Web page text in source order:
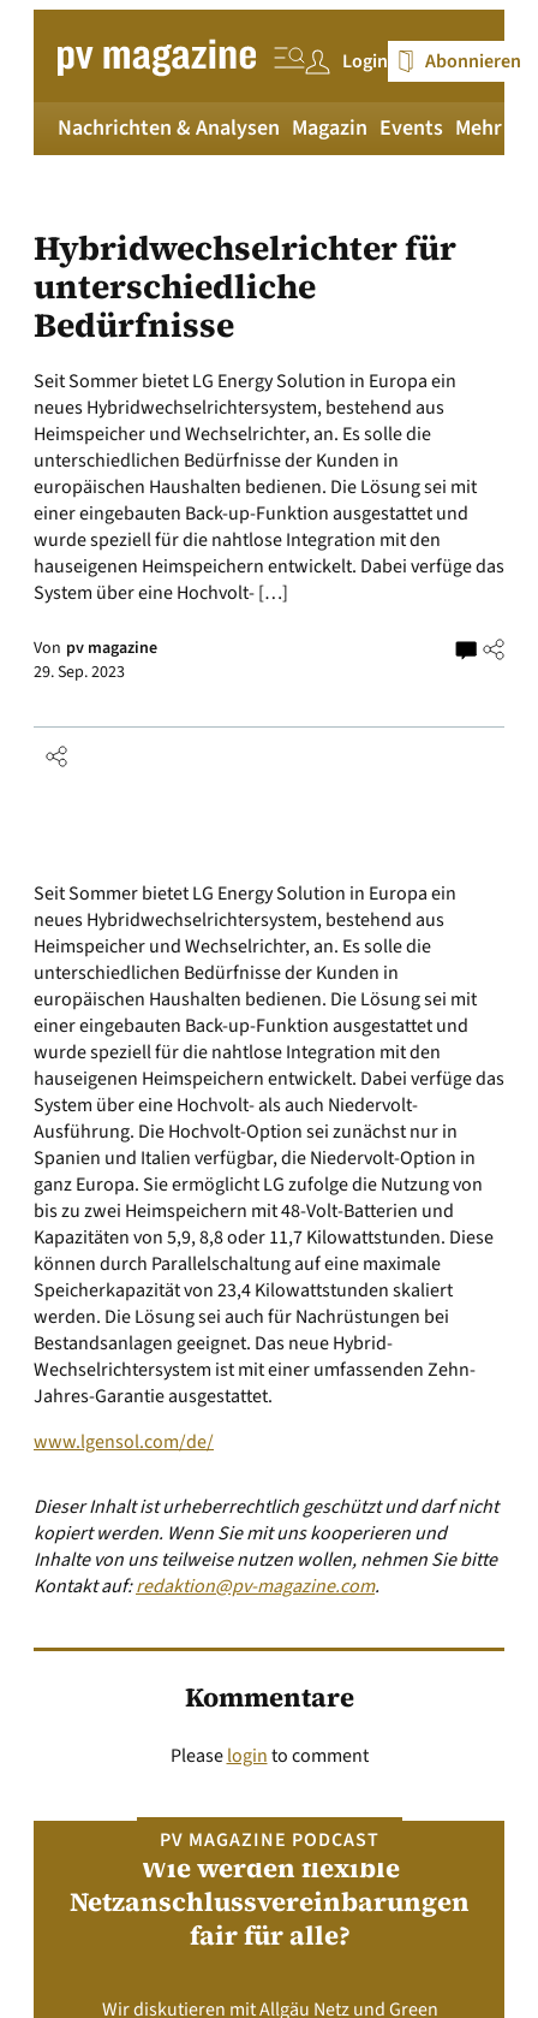
springen
Login Abonnieren
Nachrichten & Analysen Magazin Events Mehr
Hybridwechselrichter für
unterschiedliche
Bedürfnisse
Seit Sommer bietet LG Energy Solution in Europa ein
neues Hybridwechselrichtersystem, bestehend aus
Heimspeicher und Wechselrichter, an. Es solle die
unterschiedlichen Bedürfnisse der Kunden in
europäischen Haushalten bedienen. Die Lösung sei mit
einer eingebauten Back-up-Funktion ausgestattet und
wurde speziell für die nahtlose Inte­gration mit den
hauseigenen Heimspeichern entwickelt. Dabei verfüge das
System über eine Hochvolt- […]
Von pv magazine
29. Sep. 2023
Seit Sommer bietet LG Energy Solution in Europa ein
neues Hybridwechselrichtersystem, bestehend aus
Heimspeicher und Wechselrichter, an. Es solle die
unterschiedlichen Bedürfnisse der Kunden in
europäischen Haushalten bedienen. Die Lösung sei mit
einer eingebauten Back-up-Funktion ausgestattet und
wurde speziell für die nahtlose Inte­gration mit den
hauseigenen Heimspeichern entwickelt. Dabei verfüge das
System über eine Hochvolt- als auch Niedervolt-
Ausführung. Die Hochvolt-Option sei zunächst nur in
Spanien und Italien verfügbar, die Niedervolt-Option in
ganz Europa. Sie ermöglicht LG zufolge die Nutzung von
bis zu zwei Heimspeichern mit 48-Volt-Batterien und
Kapazitäten von 5,9, 8,8 oder 11,7 Kilowattstunden. Diese
können durch Parallelschaltung auf eine maximale
Speicherkapazität von 23,4 Kilowattstunden skaliert
werden. Die Lösung sei auch für Nachrüstungen bei
Bestands­anlagen geeignet. Das neue Hybrid-
Wechselrichtersystem ist mit einer umfassenden Zehn-
Jahres-Garantie ausgestattet.
www.lgensol.com/de/
Dieser Inhalt ist urheberrechtlich geschützt und darf nicht
kopiert werden. Wenn Sie mit uns kooperieren und
Inhalte von uns teilweise nutzen wollen, nehmen Sie bitte
Kontakt auf:redaktion@pv-magazine.com.
Kommentare
Pleaseloginto comment
PV MAGAZINE PODCAST
Wie werden flexible
Netzanschlussvereinbarungen
fair für alle?
Wir diskutieren mit Allgäu Netz und Green